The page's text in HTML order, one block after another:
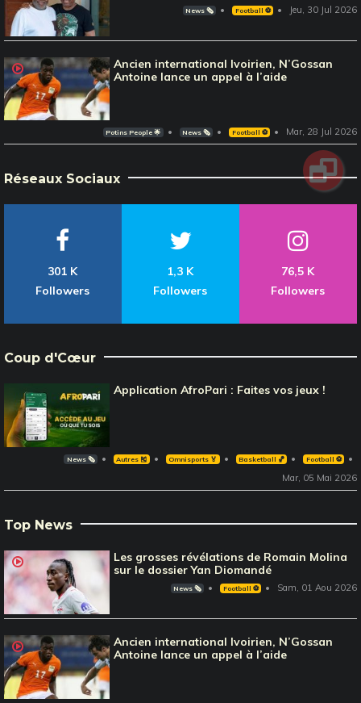
News 🗞️ Football ⚽️ Jeu, 30 Jul 2026
Ancien international Ivoirien, N’Gossan
Antoine lance un appel à l’aide
Potins People 🌟 News 🗞️ Football ⚽️ Mar, 28 Jul 2026
Réseaux Sociaux
301 K
Followers
1,3 K
Followers
76,5 K
Followers
Coup d'Cœur
Application AfroPari : Faites vos jeux !
News 🗞️ Autres 🎽 Omnisports 🏅 Basketball 🏀 Football ⚽️
Mar, 05 Mai 2026
Top News
Les grosses révélations de Romain Molina
sur le dossier Yan Diomandé
News 🗞️ Football ⚽️ Sam, 01 Aou 2026
Ancien international Ivoirien, N’Gossan
Antoine lance un appel à l’aide